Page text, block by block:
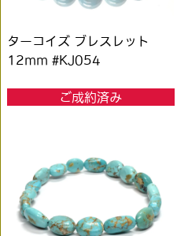
ターコイズ ブレスレット
12mm #KJ054
ご成約済み